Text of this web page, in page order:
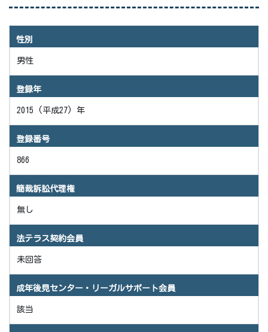
性別
男性
登録年
2015 (平成27) 年
登録番号
866
簡裁訴訟代理権
無し
法テラス契約会員
未回答
成年後見センター・リーガルサポート会員
該当